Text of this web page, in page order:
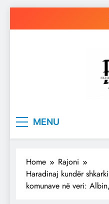
MENU
Home
Rajoni
Haradinaj kundër
komunave në veri: